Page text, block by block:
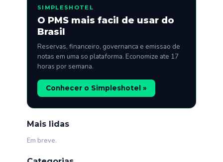
SIMPLESHOTEL
O PMS mais facil de usar do
Brasil
Reservas, financeiro, governanca e emissao de
notas em uma so plataforma. Economize ate 17
horas por semana.
Conhecer o Simpleshotel »
Mais lidas
Em breve.